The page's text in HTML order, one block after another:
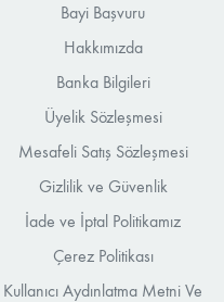
Bayi Başvuru
Hakkımızda
Banka Bilgileri
Üyelik Sözleşmesi
Mesafeli Satış Sözleşmesi
Gizlilik ve Güvenlik
İade ve İptal Politikamız
Çerez Politikası
Kullanıcı Aydınlatma Metni Ve